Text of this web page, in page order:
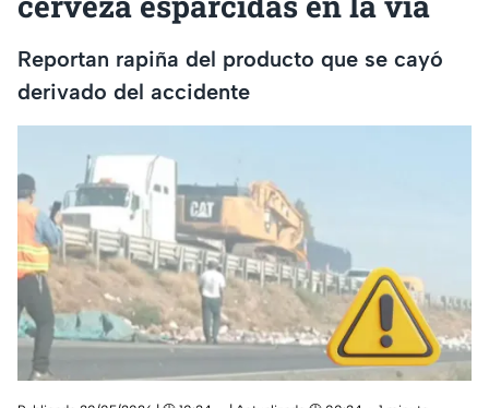
Reportan rapiña del producto que se cayó
derivado del accidente